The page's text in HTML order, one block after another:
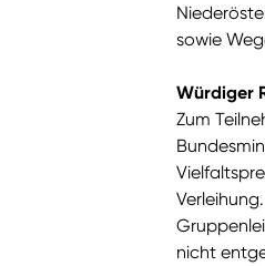
sowie
Würdiger
Zum
nicht